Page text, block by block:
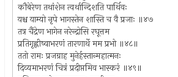
कौबेरेण तथांशेन त्वर्थान्दिशति पार्थिवः
यश्च याम्यो नृपे भागस्तेन शास्ति च वै प्रजाः ॥४७
तत्र चैंद्रेण भागेन नरेन्द्रोसि रघूत्तम
प्रतिगृह्णीष्वाभरणं तारणार्थे मम प्रभो ॥४८॥
ततो रामः प्रजग्राह मुनेर्हस्तान्महात्मनः
दिव्यमाभरणं चित्रं प्रदीप्तमिव भास्करं ॥४९॥